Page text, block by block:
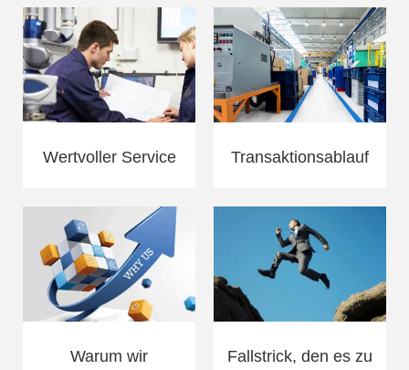
Wertvoller Service Transaktionsablauf
Warum wir
Fallstrick, den es zu